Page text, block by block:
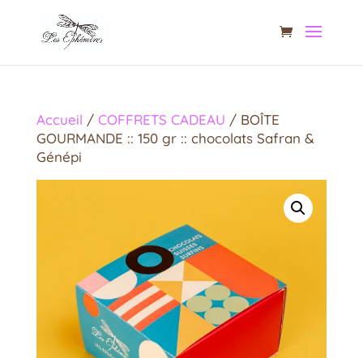
Accueil / COFFRETS CADEAU / BOÎTE
GOURMANDE :: 150 gr :: chocolats Safran &
Génépi